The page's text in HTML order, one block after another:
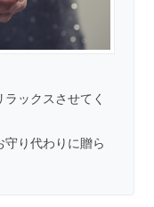
ックスさせてく
り代わりに贈ら